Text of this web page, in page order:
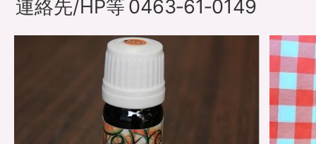
連絡先/HP等 0463‐61‐0149